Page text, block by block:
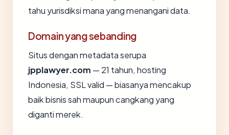
tahu yurisdiksi mana yang menangani data.
Domain yang sebanding
Situs dengan metadata serupa
jpplawyer.com — 21 tahun, hosting
Indonesia, SSL valid — biasanya mencakup
baik bisnis sah maupun cangkang yang
diganti merek.